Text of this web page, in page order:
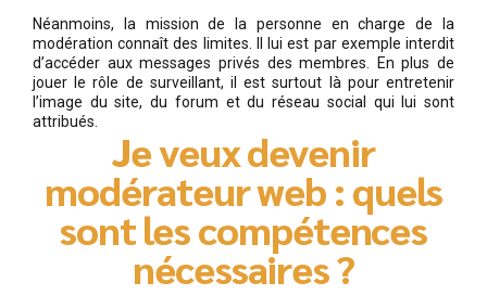
Néanmoins, la mission de la personne en charge de la
modération connaît des limites. Il lui est par exemple interdit
d’accéder aux messages privés des membres. En plus de
jouer le rôle de surveillant, il est surtout là pour entretenir
l’image du site, du forum et du réseau social qui lui sont
attribués.
Je veux devenir
modérateur web : quels
sont les compétences
nécessaires ?